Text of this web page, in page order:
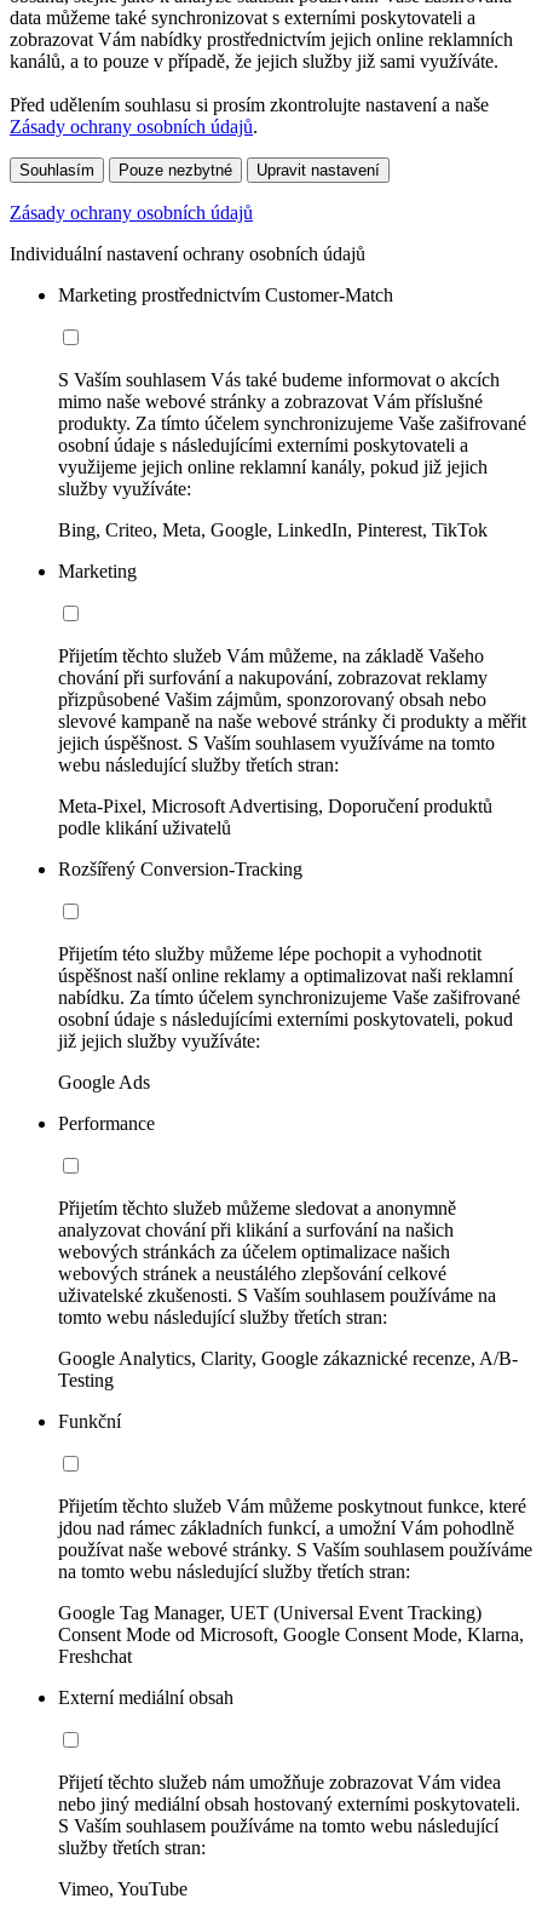
data můžeme také synchronizovat s externími poskytovateli a
zobrazovat Vám nabídky prostřednictvím jejich online reklamních
kanálů, a to pouze v případě, že jejich služby již sami využíváte.
Před udělením souhlasu si prosím zkontrolujte nastavení a naše
Zásady ochrany osobních údajů.
Souhlasím Pouze nezbytné Upravit nastavení
Zásady ochrany osobních údajů
Individuální nastavení ochrany osobních údajů
Marketing prostřednictvím Customer-Match
S Vaším souhlasem Vás také budeme informovat o akcích
mimo naše webové stránky a zobrazovat Vám příslušné
produkty. Za tímto účelem synchronizujeme Vaše zašifrované
osobní údaje s následujícími externími poskytovateli a
využijeme jejich online reklamní kanály, pokud již jejich
služby využíváte:
Bing, Criteo, Meta, Google, LinkedIn, Pinterest, TikTok
Marketing
Přijetím těchto služeb Vám můžeme, na základě Vašeho
chování při surfování a nakupování, zobrazovat reklamy
přizpůsobené Vašim zájmům, sponzorovaný obsah nebo
slevové kampaně na naše webové stránky či produkty a měřit
jejich úspěšnost. S Vaším souhlasem využíváme na tomto
webu následující služby třetích stran:
Meta-Pixel, Microsoft Advertising, Doporučení produktů
podle klikání uživatelů
Rozšířený Conversion-Tracking
Přijetím této služby můžeme lépe pochopit a vyhodnotit
úspěšnost naší online reklamy a optimalizovat naši reklamní
nabídku. Za tímto účelem synchronizujeme Vaše zašifrované
osobní údaje s následujícími externími poskytovateli, pokud
již jejich služby využíváte:
Google Ads
Performance
Přijetím těchto služeb můžeme sledovat a anonymně
analyzovat chování při klikání a surfování na našich
webových stránkách za účelem optimalizace našich
webových stránek a neustálého zlepšování celkové
uživatelské zkušenosti. S Vaším souhlasem používáme na
tomto webu následující služby třetích stran:
Google Analytics, Clarity, Google zákaznické recenze, A/B-
Testing
Funkční
Přijetím těchto služeb Vám můžeme poskytnout funkce, které
jdou nad rámec základních funkcí, a umožní Vám pohodlně
používat naše webové stránky. S Vaším souhlasem používáme
na tomto webu následující služby třetích stran:
Google Tag Manager, UET (Universal Event Tracking)
Consent Mode od Microsoft, Google Consent Mode, Klarna,
Freshchat
Externí mediální obsah
Přijetí těchto služeb nám umožňuje zobrazovat Vám videa
nebo jiný mediální obsah hostovaný externími poskytovateli.
S Vaším souhlasem používáme na tomto webu následující
služby třetích stran:
Vimeo, YouTube